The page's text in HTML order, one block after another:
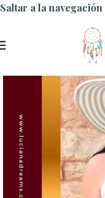
Saltar a la navegación